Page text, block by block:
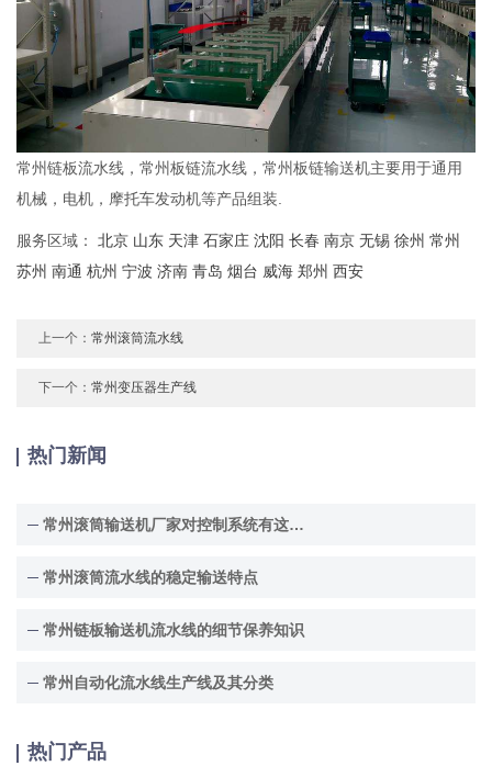
常州链板流水线，常州板链流水线，常州板链输送机主要用于通用
机械，电机，摩托车发动机等产品组装.
服务区域：北京 山东 天津 石家庄 沈阳 长春 南京 无锡 徐州 常州
苏州 南通 杭州 宁波 济南 青岛 烟台 威海 郑州 西安
上一个：常州滚筒流水线
下一个：常州变压器生产线
热门新闻
常州滚筒输送机厂家对控制系统有这些要求
常州滚筒流水线的稳定输送特点
常州链板输送机流水线的细节保养知识
常州自动化流水线生产线及其分类
热门产品